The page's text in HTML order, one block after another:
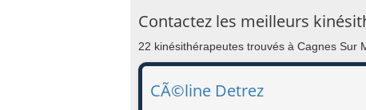
Contactez les meilleurs
22 kinésithérapeutes trouvés à Cagnes Sur
CÃ©line Detrez